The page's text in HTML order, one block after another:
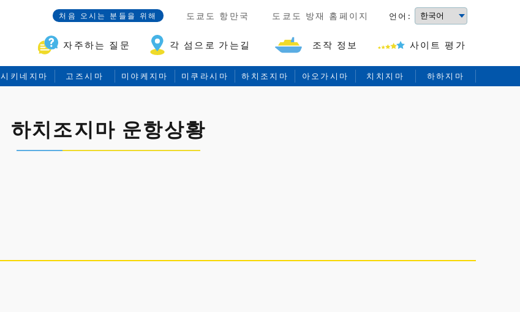
처음 오시는 분들을 위해 도쿄도 항만국 도쿄도 방재 홈페이지 언어:
자주하는 질문 각 섬으로 가는길 조작 정보 사이트 평가
시키네지마 고즈시마 미야케지마 미쿠라시마 하치조지마 아오가시마 치치지마 하하지마
하치조지마 운항상황